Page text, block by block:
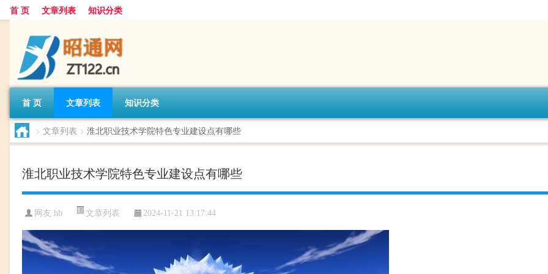
首 页 文章列表 知识分类
首 页 文章列表 知识分类
> 文章列表 > 淮北职业技术学院特色专业建设点有哪些
淮北职业技术学院特色专业建设点有哪些
网友:hb 文章列表 2024-11-21 13:17:44